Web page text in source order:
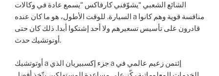
الشائع الشعبي “يشوّفني كارفاكس “يسمع عادة في وكالات
السيارة. للوقت الأطول، هو ما كان عنده a منافسة قوية وهم كانوا
قادرون على تأسيس تسعيرهم ولا أحد إشتكوا أبدا. ذلك كان حتى
أوتوتشيك حدث.
أوتوتشيك a جزء إكسبيريان الذي a إئتمن زعيم عالمي في